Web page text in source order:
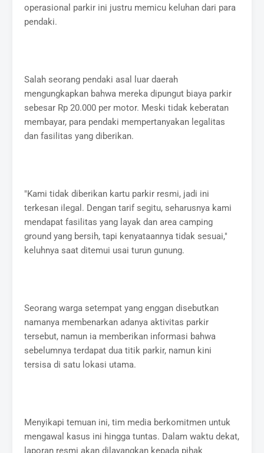
operasional parkir ini justru memicu keluhan dari para
pendaki.
Salah seorang pendaki asal luar daerah
mengungkapkan bahwa mereka dipungut biaya parkir
sebesar Rp 20.000 per motor. Meski tidak keberatan
membayar, para pendaki mempertanyakan legalitas
dan fasilitas yang diberikan.
"Kami tidak diberikan kartu parkir resmi, jadi ini
terkesan ilegal. Dengan tarif segitu, seharusnya kami
mendapat fasilitas yang layak dan area camping
ground yang bersih, tapi kenyataannya tidak sesuai,"
keluhnya saat ditemui usai turun gunung.
Seorang warga setempat yang enggan disebutkan
namanya membenarkan adanya aktivitas parkir
tersebut, namun ia memberikan informasi bahwa
sebelumnya terdapat dua titik parkir, namun kini
tersisa di satu lokasi utama.
Menyikapi temuan ini, tim media berkomitmen untuk
mengawal kasus ini hingga tuntas. Dalam waktu dekat,
laporan resmi akan dilayangkan kepada pihak